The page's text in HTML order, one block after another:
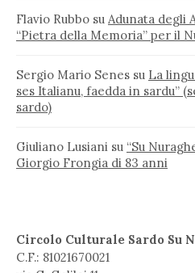
Flavio Rubbo su Adunata degli
“Pietra della Memoria” per il
Sergio Mario Senes su La
ses Italianu, faedda in sardu”
sardo)
Giuliano Lusiani su “Su
Giorgio Frongia di 83 anni
Circolo Culturale Sardo Su
C.F.: 81021670021